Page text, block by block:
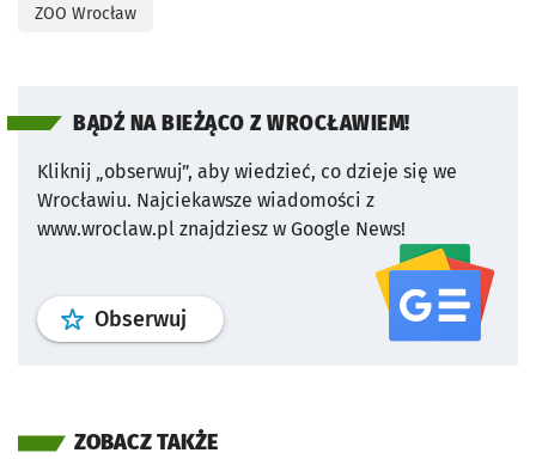
ZOO Wrocław
BĄDŹ NA BIEŻĄCO Z WROCŁAWIEM!
Kliknij „obserwuj”, aby wiedzieć, co dzieje się we
Wrocławiu. Najciekawsze wiadomości z
www.wroclaw.pl znajdziesz w Google News!
Obserwuj profil serwisu
ZOBACZ TAKŻE